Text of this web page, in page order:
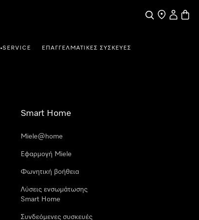
Αναζήτηση
Εύρεση
Ο
•SERVICE ΕΠΑΓΓΕΛΜΑΤΙΚΈΣ ΣΥΣΚΕΥΈΣ
Smart Home
Miele@home
Εφαρμογή Miele
Φωνητική βοήθεια
Λύσεις ενσωμάτωσης
Smart Home
Συνδεόμενες συσκευές